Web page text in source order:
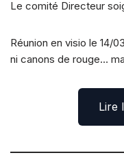
Le comité Directeur
Réunion en visio le 14/
ni canons de rouge…
Lire